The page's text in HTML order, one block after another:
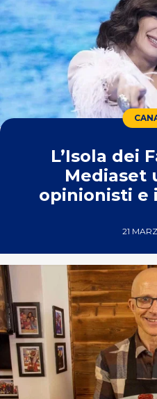
L’Isola dei
Mediaset
opinionisti e
21